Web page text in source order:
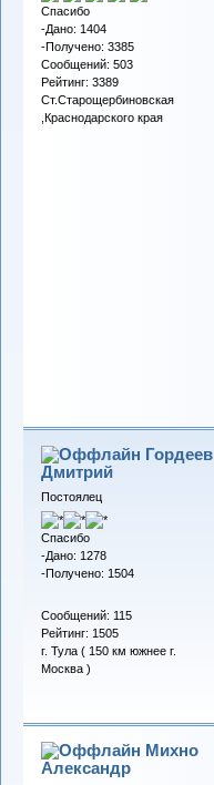
Спасибо
-Дано: 1404
-Получено: 3385
Сообщений: 503
Рейтинг: 3389
Ст.Старощербиновская
,Краснодарского края
Гордеев
Дмитрий
Постоялец
Спасибо
-Дано: 1278
-Получено: 1504
Сообщений: 115
Рейтинг: 1505
г. Тула ( 150 км южнее г.
Москва )
Михно
Александр